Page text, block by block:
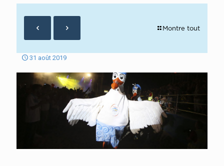
Montre tout
31 août 2019